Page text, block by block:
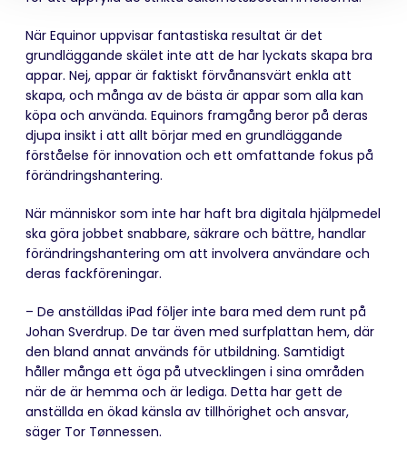
När Equinor uppvisar fantastiska resultat är det
grundläggande skälet inte att de har lyckats skapa bra
appar. Nej, appar är faktiskt förvånansvärt enkla att
skapa, och många av de bästa är appar som alla kan
köpa och använda. Equinors framgång beror på deras
djupa insikt i att allt börjar med en grundläggande
förståelse för innovation och ett omfattande fokus på
förändringshantering.
När människor som inte har haft bra digitala hjälpmedel
ska göra jobbet snabbare, säkrare och bättre, handlar
förändringshantering om att involvera användare och
deras fackföreningar.
– De anställdas iPad följer inte bara med dem runt på
Johan Sverdrup. De tar även med surfplattan hem, där
den bland annat används för utbildning. Samtidigt
håller många ett öga på utvecklingen i sina områden
när de är hemma och är lediga. Detta har gett de
anställda en ökad känsla av tillhörighet och ansvar,
säger Tor Tønnessen.